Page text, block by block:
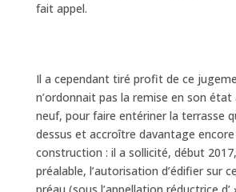
fait appel.
Il a cependant tiré profit de ce
n’ordonnait pas la remise en son
neuf, pour faire entériner la terrasse
dessus et accroître davantage
construction : il a sollicité, début
préalable, l’autorisation d’édifier sur